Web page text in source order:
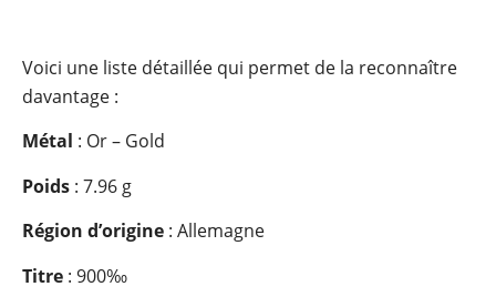
Voici une liste détaillée qui permet de la reconnaître
davantage :
Métal : Or – Gold
Poids : 7.96 g
Région d’origine : Allemagne
Titre : 900‰